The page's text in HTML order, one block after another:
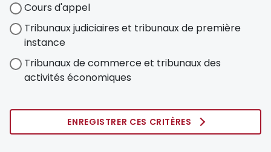
Cours d'appel
Tribunaux judiciaires et tribunaux de première
instance
Tribunaux de commerce et tribunaux des
activités économiques
ENREGISTRER CES CRITÈRES